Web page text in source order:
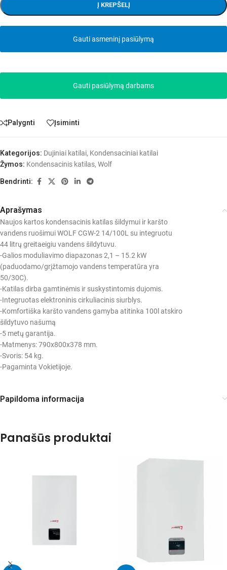
Į KREPŠELĮ
Gauti asmeninį pasiūlymą
Gauti pasiūlymą darbams
Palygnti Įsiminti
Kategorijos: Dujiniai katilai, Kondensaciniai katilai
Žymos: Kondensacinis katilas, Wolf
Bendrinti:
Aprašymas
Naujos kartos kondensacinis katilas šildymui ir karšto
vandens ruošimui WOLF CGW-2 14/100L su integruotu
44 litrų greitaeigiu vandens šildytuvu.
-Galios moduliavimo diapazonas 2,1 – 15.2 kW
(paduodamo/grįžtamojo vandens temperatūra yra
50/30C).
-Katilas dirba gamtinėmis ir suskystintomis dujomis.
-Integruotas elektroninis cirkuliacinis siurblys.
-Komfortiška karšto vandens gamyba atitinka 100l atskiro
šildytuvo našumą
-5 metų garantija.
-Matmenys: 790x800x378 mm.
-Svoris: 54 kg.
-Pagaminta Vokietijoje.
Papildoma informacija
Panašūs produktai